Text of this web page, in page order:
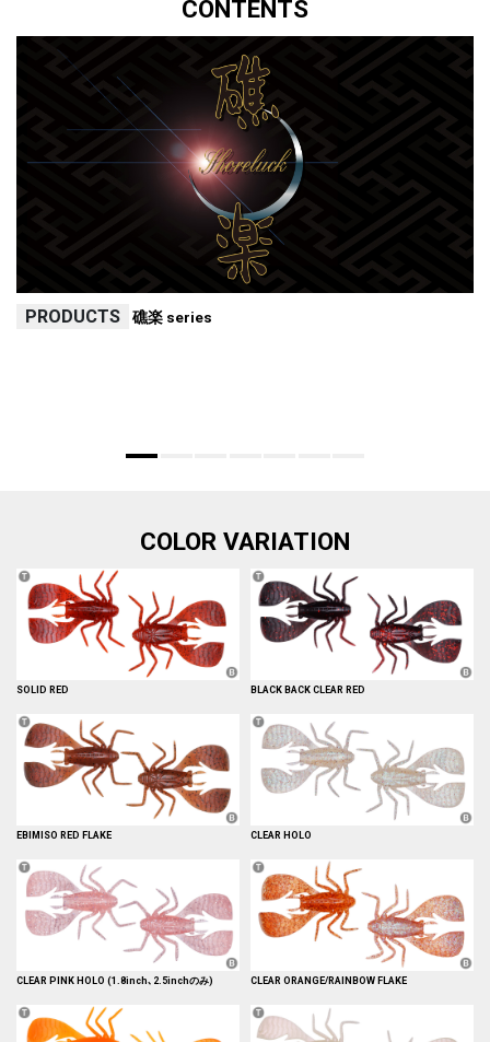
CONTENTS
PRODUCTS 礁楽 series
COLOR VARIATION
SOLID RED BLACK BACK CLEAR RED
EBIMISO RED FLAKE CLEAR HOLO
CLEAR PINK HOLO (1.8inch､2.5inchのみ) CLEAR ORANGE/RAINBOW FLAKE